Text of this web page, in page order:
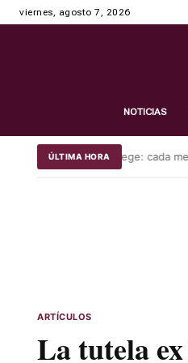
viernes, agosto 7, 2026
NOTICIAS
ÚLTIMA HORA
La tutela ex lege: cada
ARTÍCULOS
La tutela ex lege: cada menor